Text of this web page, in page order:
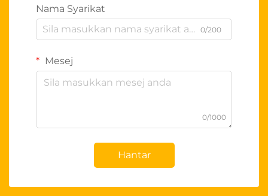
Nama Syarikat
0/200
Mesej
0/1000
Hantar